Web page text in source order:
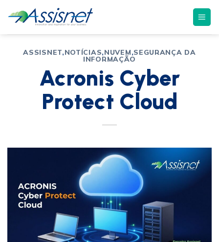
ASSISNET,NOTÍCIAS,NUVEM,SEGURANÇA DA
INFORMAÇÃO
Acronis Cyber
Protect Cloud